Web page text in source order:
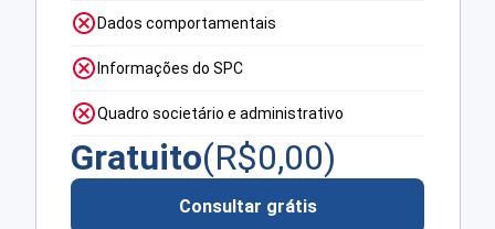
Dados comportamentais
Informações do SPC
Quadro societário e administrativo
Gratuito(R$0,00)
Consultar grátis